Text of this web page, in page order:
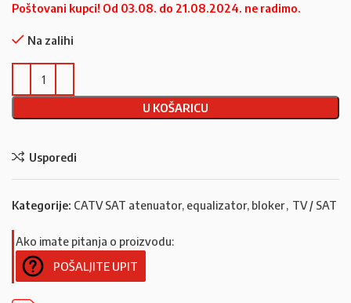
Poštovani kupci! Od 03.08. do 21.08.2024. ne radimo.
Na zalihi
U KOŠARICU
Usporedi
Kategorije: CATV SAT atenuator, equalizator, bloker, TV / SAT
Ako imate pitanja o proizvodu:
POŠALJITE UPIT